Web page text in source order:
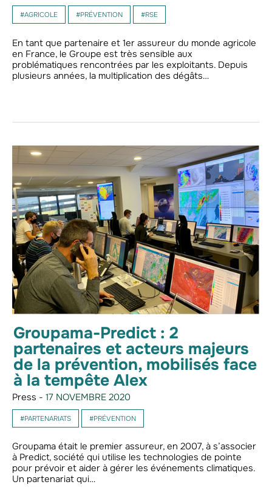
#AGRICOLE #PRÉVENTION #RSE
En tant que partenaire et 1er assureur du monde agricole
en France, le Groupe est très sensible aux
problématiques rencontrées par les exploitants. Depuis
plusieurs années, la multiplication des dégâts…
Groupama-Predict : 2
partenaires et acteurs majeurs
de la prévention, mobilisés face
à la tempête Alex
Press - 17 NOVEMBRE 2020
#PARTENARIATS #PRÉVENTION
Groupama était le premier assureur, en 2007, à s’associer
à Predict, société qui utilise les technologies de pointe
pour prévoir et aider à gérer les événements climatiques.
Un partenariat qui…